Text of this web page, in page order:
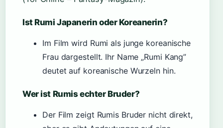
Ist Rumi Japanerin oder Koreanerin?
Im Film wird Rumi als junge koreanische
Frau dargestellt. Ihr Name „Rumi Kang”
deutet auf koreanische Wurzeln hin.
Wer ist Rumis echter Bruder?
Der Film zeigt Rumis Bruder nicht direkt,